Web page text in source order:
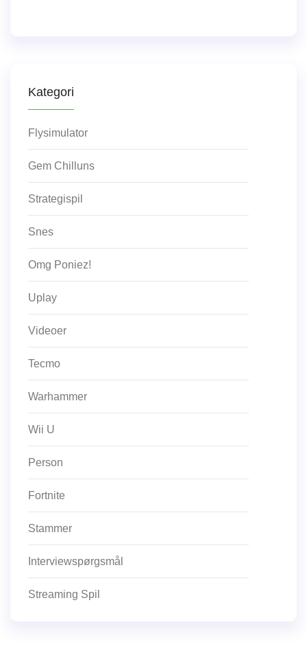
Kategori
Flysimulator
Gem Chilluns
Strategispil
Snes
Omg Poniez!
Uplay
Videoer
Tecmo
Warhammer
Wii U
Person
Fortnite
Stammer
Interviewspørgsmål
Streaming Spil